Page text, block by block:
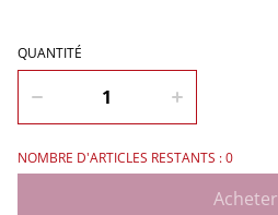
QUANTITÉ
NOMBRE D'ARTICLES RESTANTS : 0
Acheter